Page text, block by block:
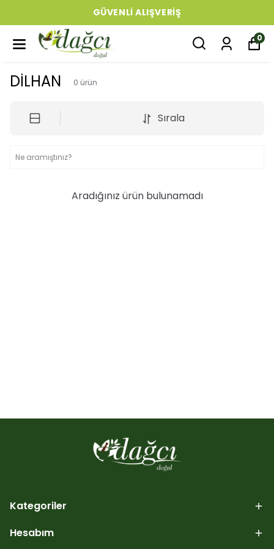
GÜVENLI ALIŞVERIŞ
0
DİLHAN 0 ürün
Sırala
Aradığınız ürün bulunamadı
Kategoriler
Hesabım